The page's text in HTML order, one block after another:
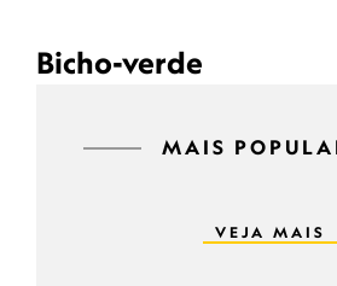
Bicho-verde
MAIS
VEJA MAIS